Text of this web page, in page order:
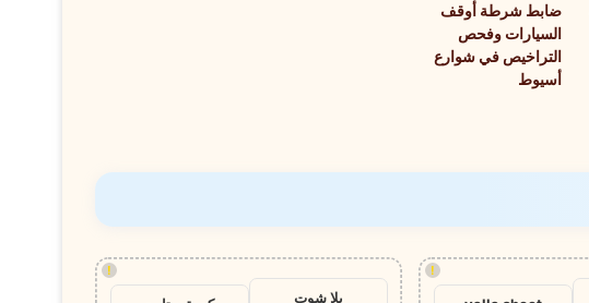
ضابط شرطة أوقف
السيارات وفحص
التراخيص في شوارع
أسيوط
!
!
يلا شوت